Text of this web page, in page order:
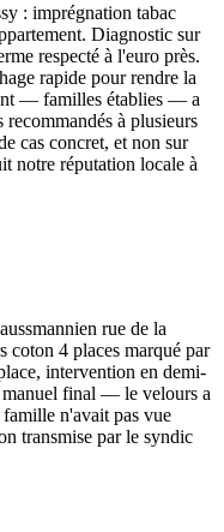
: imprégnation tabac
Diagnostic sur
respecté à l'euro près.
rapide pour rendre la
— familles établies — a
recommandés à plusieurs
cas concret, et non sur
notre réputation locale à
rue de la
coton 4 places marqué par
intervention en demi-
manuel final — le velours a
n'avait pas vue
transmise par le syndic